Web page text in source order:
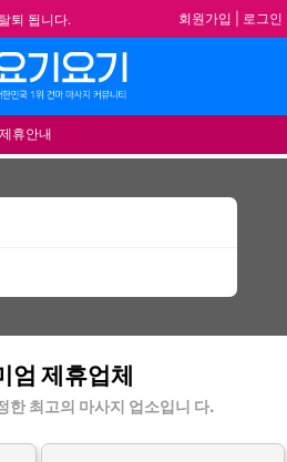
퇴 됩니다.
합법적이고 건전한 업체와 광고를 제휴합니다.
★
회원가입 로그인
제휴안내
엄 제휴업체
한 최고의 마사지 업소입니 다.